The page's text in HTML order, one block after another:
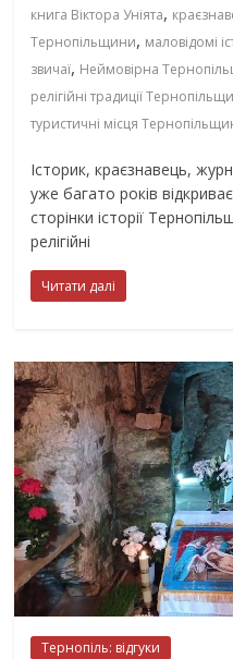
книга Віктора Уніята,
Тернопільщини, маловідомі
звичаї, Неймовірна
релігійні традиції
туристичні місця
Історик, краєзнавець,
уже багато років
сторінки історії
релігійні
Читати далі
Тернопіль: відгуки